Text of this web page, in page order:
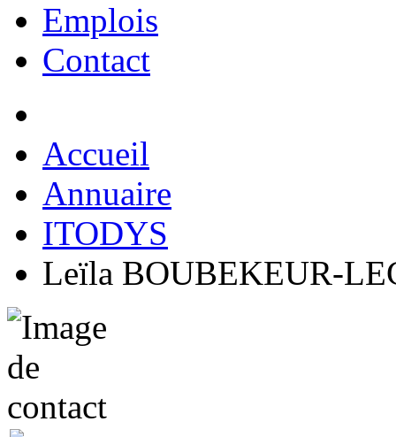
Emplois
Contact
Accueil
Annuaire
ITODYS
Leïla BOUBEKEUR-